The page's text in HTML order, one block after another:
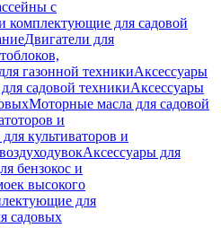
с
комплектующие для садовой
Двигатели для
газонной техникиАксессуары
садовой техникиАксессуары
Моторные масла для садовой
и
культиваторов и
Аксессуары для
бензокос и
высокого
для
садовых